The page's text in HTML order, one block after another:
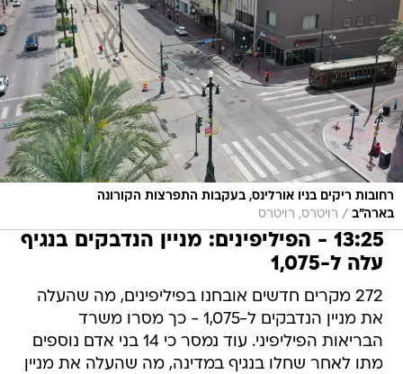
רחובות ריקים בניו אורלינס, בעקבות התפרצות הקורונה
בארה"ב / רויטרס, רויטרס
13:25 - הפיליפינים: מניין הנדבקים בנגיף
עלה ל-1,075
272 מקרים חדשים אובחנו בפיליפינים, מה שהעלה
את מניין הנדבקים ל-1,075 - כך מסרו משרד
הבריאות הפיליפיני. עוד נמסר כי 14 בני אדם נוספים
מתו לאחר שחלו בנגיף במדינה, מה שהעלה את מניין